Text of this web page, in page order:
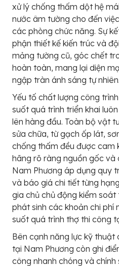
xử lý chống thấm dột hệ
nước âm tường cho đến
các phòng chức năng. Sự
phận thiết kế kiến trúc và
mảng tường cũ, góc chết
hoàn toàn, mang lại diện
ngập tràn ánh sáng tự nhiên.
Yếu tố chất lượng công
suốt quá trình triển khai
lên hàng đầu. Toàn bộ vật
sửa chữa, từ gạch ốp lát,
chống thấm đều được cam
hãng rõ ràng nguồn gốc và
Nam Phương áp dụng quy
và báo giá chi tiết từng
gia chủ chủ động kiểm
phát sinh các khoản chi phí
suốt quá trình thợ thi công
Bên cạnh năng lực kỹ thuật
tại Nam Phương còn ghi
công nhanh chóng và